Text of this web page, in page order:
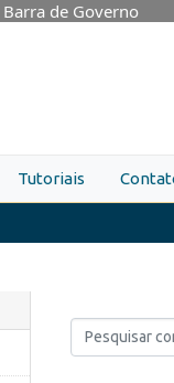
de Governo
Tutoriais